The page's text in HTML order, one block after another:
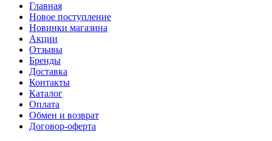
Главная
Новое поступление
Новинки магазина
Акции
Отзывы
Бренды
Доставка
Контакты
Каталог
Оплата
Обмен и возврат
Договор-оферта